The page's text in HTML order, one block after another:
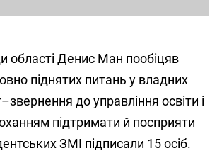
області Денис Ман пообіцяв
піднятих питань у владних
до управління освіти і
підтримати й посприяти
ЗМІ підписали 15 осіб.